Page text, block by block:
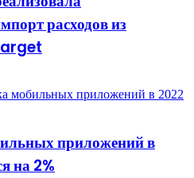
расходов из
приложений в
на 2%